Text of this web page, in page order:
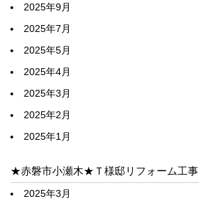
2025年9月
2025年7月
2025年5月
2025年4月
2025年3月
2025年2月
2025年1月
★赤磐市小瀬木★Ｔ様邸リフォーム工事
2025年3月